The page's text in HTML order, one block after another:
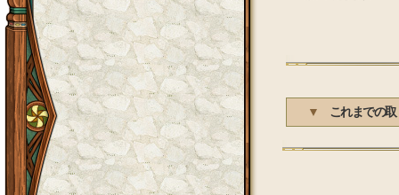
▼ これまでの